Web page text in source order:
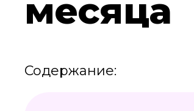
месяца
Содержание: